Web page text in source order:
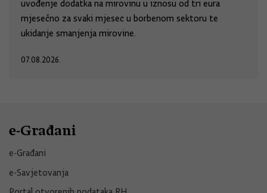
uvođenje dodatka na mirovinu u iznosu od tri eura
mjesečno za svaki mjesec u borbenom sektoru te
ukidanje smanjenja mirovine.
07.08.2026.
e-Građani
e-Građani
e-Savjetovanja